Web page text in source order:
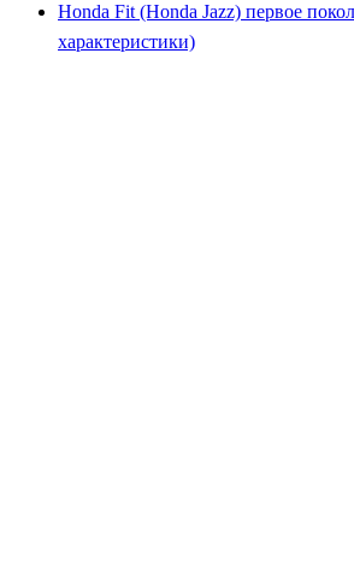
Honda Fit (Honda Jazz) первое
характеристики)